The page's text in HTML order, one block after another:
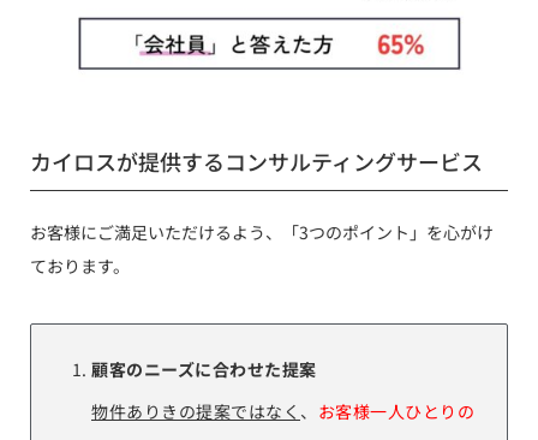
カイロスが提供するコンサルティングサービス
お客様にご満足いただけるよう、「3つのポイント」を心がけ
ております。
顧客のニーズに合わせた提案
物件ありきの提案ではなく 、 お客様一人ひとりの